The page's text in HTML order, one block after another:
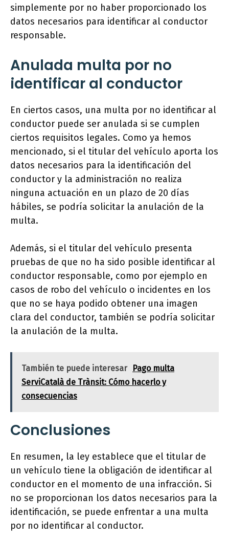
simplemente por no haber proporcionado los
datos necesarios para identificar al conductor
responsable.
Anulada multa por no
identificar al conductor
En ciertos casos, una multa por no identificar al
conductor puede ser anulada si se cumplen
ciertos requisitos legales. Como ya hemos
mencionado, si el titular del vehículo aporta los
datos necesarios para la identificación del
conductor y la administración no realiza
ninguna actuación en un plazo de 20 días
hábiles, se podría solicitar la anulación de la
multa.
Además, si el titular del vehículo presenta
pruebas de que no ha sido posible identificar al
conductor responsable, como por ejemplo en
casos de robo del vehículo o incidentes en los
que no se haya podido obtener una imagen
clara del conductor, también se podría solicitar
la anulación de la multa.
También te puede interesar
Pago multa
ServiCatalà de Trànsit: Cómo hacerlo y
consecuencias
Conclusiones
En resumen, la ley establece que el titular de
un vehículo tiene la obligación de identificar al
conductor en el momento de una infracción. Si
no se proporcionan los datos necesarios para la
identificación, se puede enfrentar a una multa
por no identificar al conductor.